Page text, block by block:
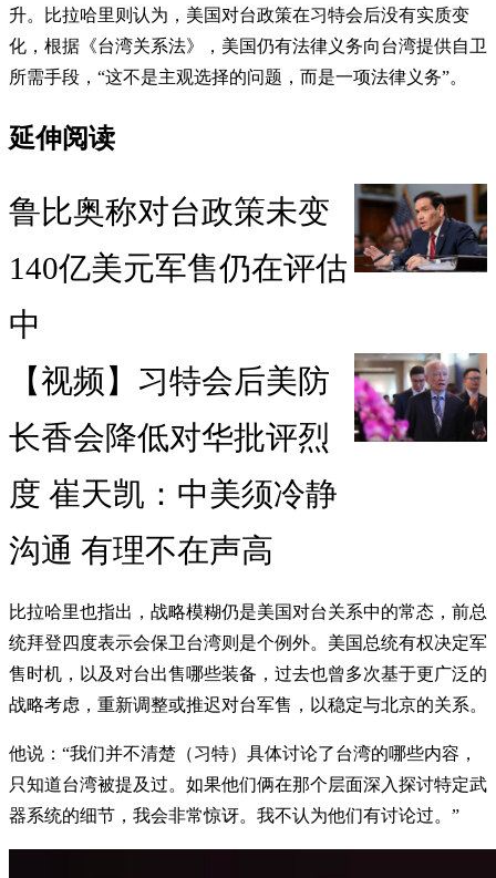
升。比拉哈里则认为，美国对台政策在习特会后没有实质变
化，根据《台湾关系法》，美国仍有法律义务向台湾提供自卫
所需手段，“这不是主观选择的问题，而是一项法律义务”。
延伸阅读
鲁比奥称对台政策未变
140亿美元军售仍在评估
中
【视频】习特会后美防
长香会降低对华批评烈
度 崔天凯：中美须冷静
沟通 有理不在声高
比拉哈里也指出，战略模糊仍是美国对台关系中的常态，前总
统拜登四度表示会保卫台湾则是个例外。美国总统有权决定军
售时机，以及对台出售哪些装备，过去也曾多次基于更广泛的
战略考虑，重新调整或推迟对台军售，以稳定与北京的关系。
他说：“我们并不清楚（习特）具体讨论了台湾的哪些内容，
只知道台湾被提及过。如果他们俩在那个层面深入探讨特定武
器系统的细节，我会非常惊讶。我不认为他们有讨论过。”